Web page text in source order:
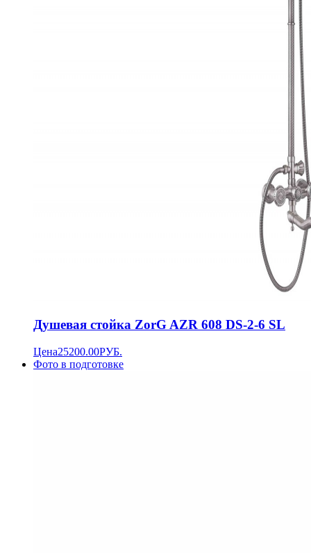
Душевая стойка ZorG AZR 608 DS-2-6 SL
Цена25200.00РУБ.
Фото в подготовке